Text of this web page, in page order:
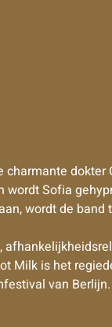
Sofia
wordt de
Milk is het
van Berlijn.